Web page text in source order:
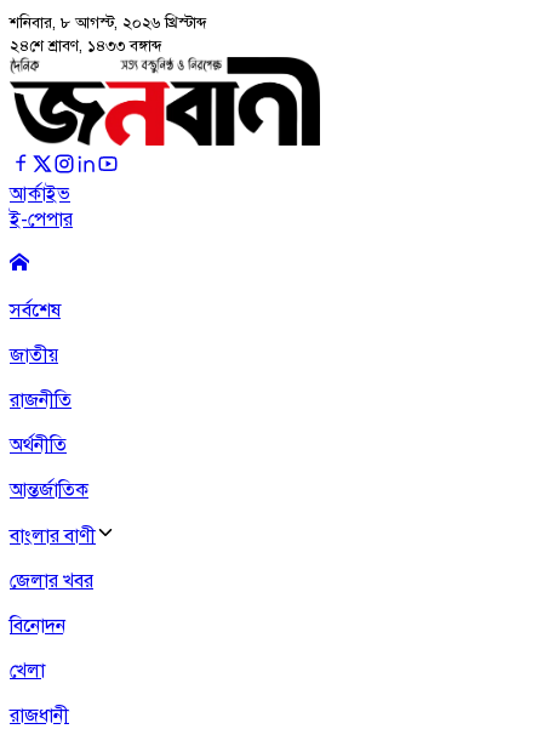
শনিবার, ৮ আগস্ট, ২০২৬ খ্রিস্টাব্দ
২৪শে শ্রাবণ, ১৪৩৩ বঙ্গাব্দ
আর্কাইভ
ই-পেপার
সর্বশেষ
জাতীয়
রাজনীতি
অর্থনীতি
আন্তর্জাতিক
বাংলার বাণী
জেলার খবর
বিনোদন
খেলা
রাজধানী